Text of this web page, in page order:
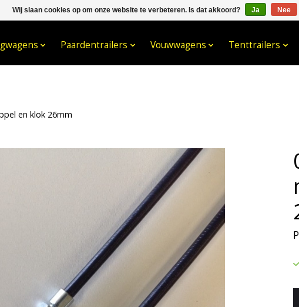
033- 2470 538
Paardentrailers Vouwwagens Tenttrailers
en klok 26mm
Wij slaan cookies op om onze website te verbeteren. Is dat akkoord? Ja Nee